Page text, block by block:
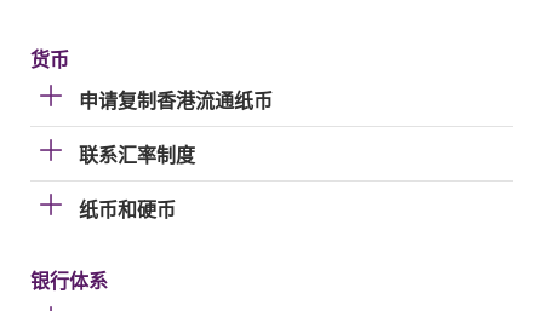
货币
申请复制香港流通纸币
联系汇率制度
纸币和硬币
银行体系